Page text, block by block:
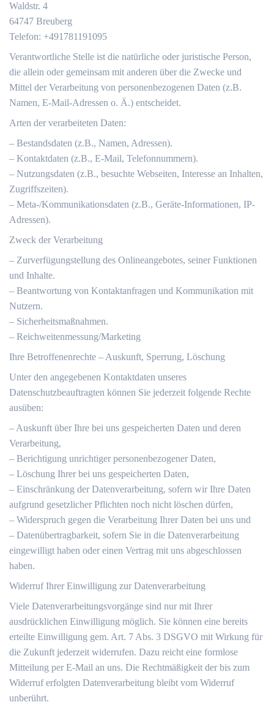
Waldstr. 4
64747 Breuberg
Telefon: +491781191095
Verantwortliche Stelle ist die natürliche oder juristische Person,
die allein oder gemeinsam mit anderen über die Zwecke und
Mittel der Verarbeitung von personenbezogenen Daten (z.B.
Namen, E-Mail-Adressen o. Ä.) entscheidet.
Arten der verarbeiteten Daten:
– Bestandsdaten (z.B., Namen, Adressen).
– Kontaktdaten (z.B., E-Mail, Telefonnummern).
– Nutzungsdaten (z.B., besuchte Webseiten, Interesse an Inhalten,
Zugriffszeiten).
– Meta-/Kommunikationsdaten (z.B., Geräte-Informationen, IP-
Adressen).
Zweck der Verarbeitung
– Zurverfügungstellung des Onlineangebotes, seiner Funktionen
und Inhalte.
– Beantwortung von Kontaktanfragen und Kommunikation mit
Nutzern.
– Sicherheitsmaßnahmen.
– Reichweitenmessung/Marketing
Ihre Betroffenenrechte – Auskunft, Sperrung, Löschung
Unter den angegebenen Kontaktdaten unseres
Datenschutzbeauftragten können Sie jederzeit folgende Rechte
ausüben:
– Auskunft über Ihre bei uns gespeicherten Daten und deren
Verarbeitung,
– Berichtigung unrichtiger personenbezogener Daten,
– Löschung Ihrer bei uns gespeicherten Daten,
– Einschränkung der Datenverarbeitung, sofern wir Ihre Daten
aufgrund gesetzlicher Pflichten noch nicht löschen dürfen,
– Widerspruch gegen die Verarbeitung Ihrer Daten bei uns und
– Datenübertragbarkeit, sofern Sie in die Datenverarbeitung
eingewilligt haben oder einen Vertrag mit uns abgeschlossen
haben.
Widerruf Ihrer Einwilligung zur Datenverarbeitung
Viele Datenverarbeitungsvorgänge sind nur mit Ihrer
ausdrücklichen Einwilligung möglich. Sie können eine bereits
erteilte Einwilligung gem. Art. 7 Abs. 3 DSGVO mit Wirkung für
die Zukunft jederzeit widerrufen. Dazu reicht eine formlose
Mitteilung per E-Mail an uns. Die Rechtmäßigkeit der bis zum
Widerruf erfolgten Datenverarbeitung bleibt vom Widerruf
unberührt.